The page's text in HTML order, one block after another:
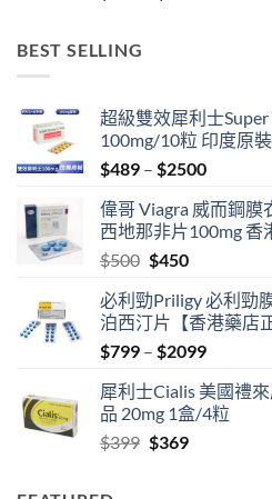
BEST SELLING
超級雙效犀利士Super
100mg/10粒 印度原
$489 – $2500Price
$489
through
偉哥 Viagra 威而鋼膜
西地那非片100mg 香
$500 Original
was:
$500.
$450Current
is:
$450.
必利勁Priligy 必利勁
泊西汀片【香港藥店
$799 – $2099Price
$799
through
犀利士Cialis 美國禮
品 20mg 1盒/4粒
$399 Original
$369Current